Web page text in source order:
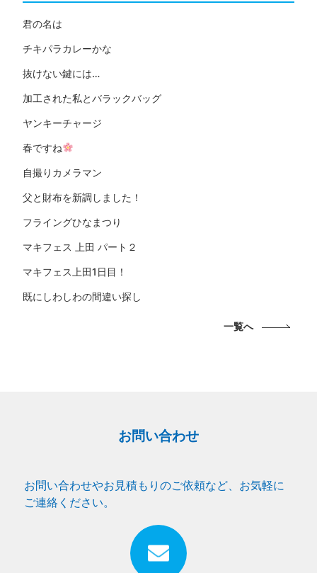
君の名は
チキパラカレーかな
抜けない鍵には…
加工された私とバラックバッグ
ヤンキーチャージ
春ですね
自撮りカメラマン
父と財布を新調しました！
フライングひなまつり
マキフェス 上田 パート２
マキフェス上田1日目！
既にしわしわの間違い探し
一覧へ
お問い合わせ
お問い合わせやお見積もりのご依頼など、お気軽に
ご連絡ください。